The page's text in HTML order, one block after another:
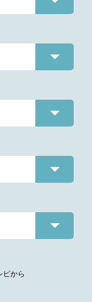
ピから